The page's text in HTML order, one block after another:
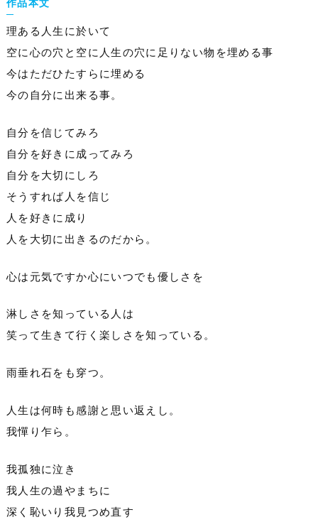
作品本文
理ある人生に於いて
空に心の穴と空に人生の穴に足りない物を埋める事
今はただひたすらに埋める
今の自分に出来る事。
自分を信じてみろ
自分を好きに成ってみろ
自分を大切にしろ
そうすれば人を信じ
人を好きに成り
人を大切に出きるのだから。
心は元気ですか心にいつでも優しさを
淋しさを知っている人は
笑って生きて行く楽しさを知っている。
雨垂れ石をも穿つ。
人生は何時も感謝と思い返えし。
我憚り乍ら。
我孤独に泣き
我人生の過やまちに
深く恥いり我見つめ直す